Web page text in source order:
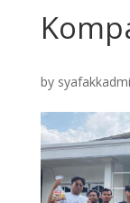
by